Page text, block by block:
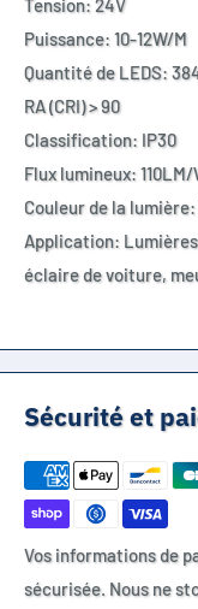
Tension: 24V
Puissance: 10-12W/M
Quantité de LEDS:
RA (CRI) > 90
Classification: IP30
Flux lumineux: 110LM/
Couleur de la
Application:
éclaire de voiture,
Sécurité et
Vos informations de
sécurisée. Nous ne